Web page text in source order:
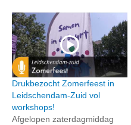
Drukbezocht Zomerfeest in
Leidschendam-Zuid vol
workshops!
Afgelopen zaterdagmiddag